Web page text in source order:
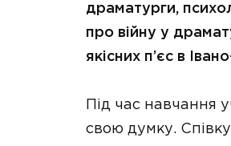
драматурги,
про війну у
якісних п’єс в
Під час навчання
свою думку.